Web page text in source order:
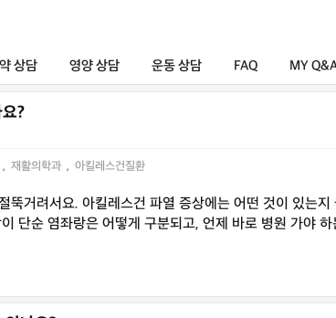
상담 영양 상담 운동 상담 FAQ MY
?
, 재활의학과 , 아킬레스건질환
뚝거려서요. 아킬레스건 파열 증상에는 어떤 것이 있는
단순 염좌랑은 어떻게 구분되고, 언제 바로 병원 가야